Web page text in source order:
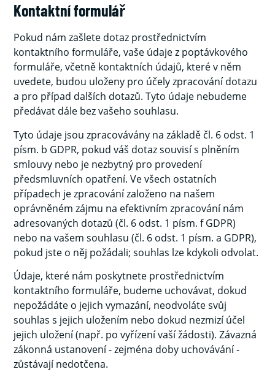
Kontaktní formulář
Pokud nám zašlete dotaz prostřednictvím
kontaktního formuláře, vaše údaje z poptávkového
formuláře, včetně kontaktních údajů, které v něm
uvedete, budou uloženy pro účely zpracování dotazu
a pro případ dalších dotazů. Tyto údaje nebudeme
předávat dále bez vašeho souhlasu.
Tyto údaje jsou zpracovávány na základě čl. 6 odst. 1
písm. b GDPR, pokud váš dotaz souvisí s plněním
smlouvy nebo je nezbytný pro provedení
předsmluvních opatření. Ve všech ostatních
případech je zpracování založeno na našem
oprávněném zájmu na efektivním zpracování nám
adresovaných dotazů (čl. 6 odst. 1 písm. f GDPR)
nebo na vašem souhlasu (čl. 6 odst. 1 písm. a GDPR),
pokud jste o něj požádali; souhlas lze kdykoli odvolat.
Údaje, které nám poskytnete prostřednictvím
kontaktního formuláře, budeme uchovávat, dokud
nepožádáte o jejich vymazání, neodvoláte svůj
souhlas s jejich uložením nebo dokud nezmizí účel
jejich uložení (např. po vyřízení vaší žádosti). Závazná
zákonná ustanovení - zejména doby uchovávání -
zůstávají nedotčena.